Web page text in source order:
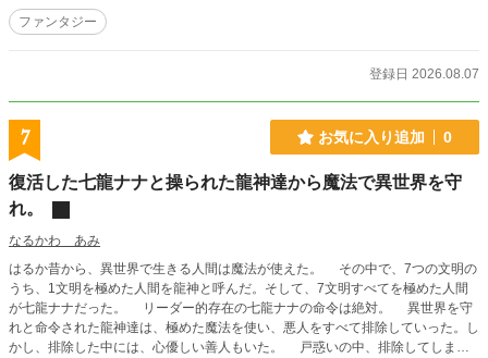
ファンタジー
登録日 2026.08.07
7 お気に入り追加 0
復活した七龍ナナと操られた龍神達から魔法で異世界を守
れ。
なるかわ あみ
はるか昔から、異世界で生きる人間は魔法が使えた。 その中で、7つの文明の
うち、1文明を極めた人間を龍神と呼んだ。そして、7文明すべてを極めた人間
が七龍ナナだった。 リーダー的存在の七龍ナナの命令は絶対。 異世界を守
れと命令された龍神達は、極めた魔法を使い、悪人をすべて排除していった。し
かし、排除した中には、心優しい善人もいた。 戸惑いの中、排除してしまっ